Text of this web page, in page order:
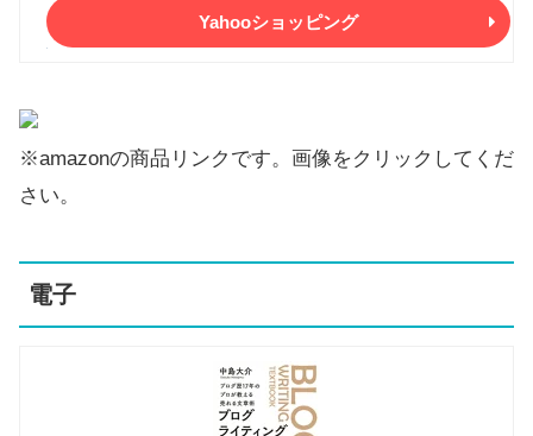
Yahooショッピング
※amazonの商品リンクです。画像をクリックしてくだ
さい。
電子